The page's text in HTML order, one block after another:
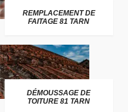
REMPLACEMENT DE
FAITAGE 81 TARN
DÉMOUSSAGE DE
TOITURE 81 TARN